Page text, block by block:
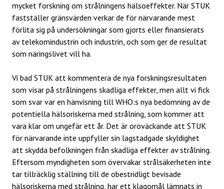
mycket forskning om strålningens hälsoeffekter. När STUK
fastställer gränsvärden verkar de för närvarande mest
förlita sig på undersökningar som gjorts eller finansierats
av telekomindustrin och industrin, och som ger de resultat
som näringslivet vill ha.
Vi bad STUK att kommentera de nya forskningsresultaten
som visar på strålningens skadliga effekter, men allt vi fick
som svar var en hänvisning till WHO:s nya bedömning av de
potentiella hälsoriskerna med strålning, som kommer att
vara klar om ungefär ett år. Det är oroväckande att STUK
för närvarande inte uppfyller sin lagstadgade skyldighet
att skydda befolkningen från skadliga effekter av strålning.
Eftersom myndigheten som övervakar strålsäkerheten inte
tar tillräcklig ställning till de obestridligt bevisade
hälsoriskerna med strålning, har ett klagomål lämnats in